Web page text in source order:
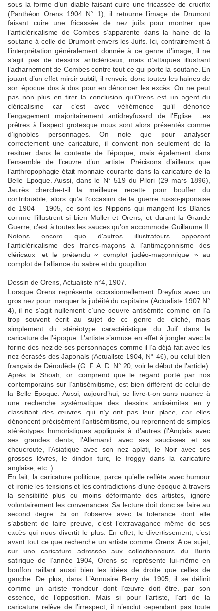
sous la forme d’un diable faisant cuire une fricassée de crucifix
(Panthéon Orens 1904 N° 1), il retourne l’image de Drumont
faisant cuire une fricassée de nez juifs pour montrer que
l’anticléricalisme de Combes s’apparente dans la haine de la
soutane à celle de Drumont envers les Juifs. Ici, contrairement à
l’interprétation généralement donnée à ce genre d’image, il ne
s’agit pas de dessins anticléricaux, mais d’attaques illustrant
l’acharnement de Combes contre tout ce qui porte la soutane. En
jouant d’un effet miroir subtil, il renvoie donc toutes les haines de
son époque dos à dos pour en dénoncer les excès. On ne peut
pas non plus en tirer la conclusion qu’Orens est un agent du
cléricalisme car c’est avec véhémence qu’il dénonce
l’engagement majoritairement antidreyfusard de l’Eglise. Les
prêtres à l’aspect grotesque nous sont alors présentés comme
d’ignobles personnages. On note que pour analyser
correctement une caricature, il convient non seulement de la
resituer dans le contexte de l’époque, mais également dans
l’ensemble de l’œuvre d’un artiste. Précisons d’ailleurs que
l’anthropophagie était monnaie courante dans la caricature de la
Belle Epoque. Aussi, dans le N° 519 du Pilori (29 mars 1896),
Jaurès cherche-t-il la meilleure recette pour bouffer du
contribuable, alors qu’à l’occasion de la guerre russo-japonaise
de 1904 – 1905, ce sont les Nippons qui mangent les Blancs
comme l’illustrent si bien Muller et Orens, et durant la Grande
Guerre, c’est à toutes les sauces qu’on accommode Guillaume II.
Notons encore que d'autres illustrateurs opposent
l'anticléricalisme des francs-maçons à l'antimaçonnisme des
cléricaux, et le prétendu « complot judéo-maçonnique » au
complot de l'alliance du sabre et du goupillon.
Dessin de Orens, Actualiste n°4, 1907.
Lorsque Orens représente occasionnellement Dreyfus avec un
gros nez pour marquer la judéité du capitaine (Actualiste 1907 N°
4), il ne s’agit nullement d’une oeuvre antisémite comme on l’a
trop souvent écrit au sujet de ce genre de cliché, mais
simplement du stéréotype caractéristique du Juif dans la
caricature de l’époque. L’artiste s’amuse en effet à jongler avec la
forme des nez de ses personnages comme il l’a déjà fait avec les
nez écrasés des Japonais (Actualiste 1904, N° 46), ou celui bien
français de Déroulède (G. F. A. D. N° 20, voir le début de l'article).
Après la Shoah, on comprend que le regard porté par nos
contemporains sur l’antisémitisme, est bien différent de celui de
la Belle Epoque. Aussi, aujourd’hui, se livre-t-on sans nuance à
une recherche systématique des dessins antisémites en y
classifiant des œuvres qui n’y ont pas leur place, car elles
dénoncent précisément l’antisémitisme, ou reprennent de simples
stéréotypes humoristiques appliqués à d’autres (l’Anglais avec
ses grandes dents, l’Allemand avec ses saucisses et sa
choucroute, l’Asiatique avec son nez aplati, le Noir avec ses
grosses lèvres, le dindon turc, le froggy dans la caricature
anglaise, etc..).
En fait, la caricature politique, parce qu’elle reflète avec humour
et ironie les tensions et les contradictions d’une époque à travers
la sensibilité plus ou moins déformante des artistes, ignore
volontairement les convenances. Sa lecture doit donc se faire au
second degré. Si on l’observe avec la tolérance dont elle
s’abstient de faire preuve, c’est l’extravagance même de ses
excès qui nous divertit le plus. En effet, le divertissement, c’est
avant tout ce que recherche un artiste comme Orens. A ce sujet,
sur une caricature adressée aux collectionneurs du Burin
satirique de l’année 1904, Orens se représente lui-même en
bouffon raillant aussi bien les idées de droite que celles de
gauche. De plus, dans L’Annuaire Berry de 1905, il se définit
comme un artiste frondeur dont l’œuvre doit être, par son
essence, de l’opposition. Mais si pour l’artiste, l’art de la
caricature relève de l’irrespect, il n’exclut cependant pas toute